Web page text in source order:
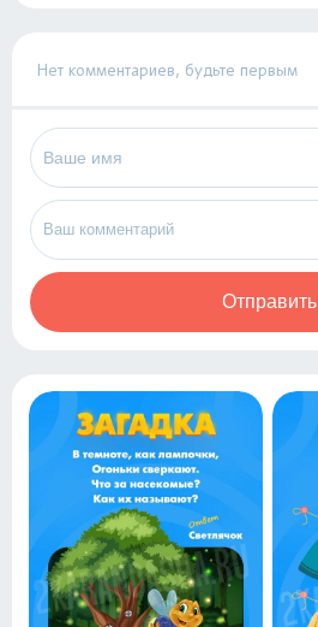
Нет комментариев, будьте первым
Отправить